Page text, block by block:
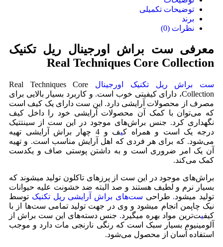
توضیحات تکمیلی
برند
نظرات (0)
معرفی ست براش اورجینال ریل تکنیک
Real Techniques Core Collection
ست براش ریل تکنیک اورجینال
Real Techniques Core
Collection، دارایکیفیتی خوب است. و کاربرد بسیار بالایی برای
مصرف از محصولات آرایشی دارد. این ست دارای یک کیف است
که می‌توان با کمک آن محصولات آرایشی خود را داخل کیف
نگهداری کرد. جنس براش‌های موجود در این ست از سینتتیک
درجه یک است و همراه کی
ف و 4 چهار براش آرایشی تهیه
می‌شود. که برای هر فردی که اهل آرایش مناسب است. و تهیه
آن یک امر ضروری است و به داشتن پوستی صاف و یکدست
کمک می‌کند.
براش‌های موجود در این ست از پرزهای تاکلون تولید میشوند که
بسیار نرم و لطیف هستند و صد البته ضد خشونت علیه حیوانات
تولید میشود. طراحی ست‌های براش آرایشی ریل تکنیک توسط
نیک چاپمن انجام میشود و وی در جهت تولید تمامی ست‌ها از با
کیفیت‌ترین مواد بهره میگیرد. جنس دسته‌های این ست براش از
آلومینیوم بسیار سبک است که رنگی نارنجی مات دارد و موجب
استفاده آسان از محصول می‌شود.